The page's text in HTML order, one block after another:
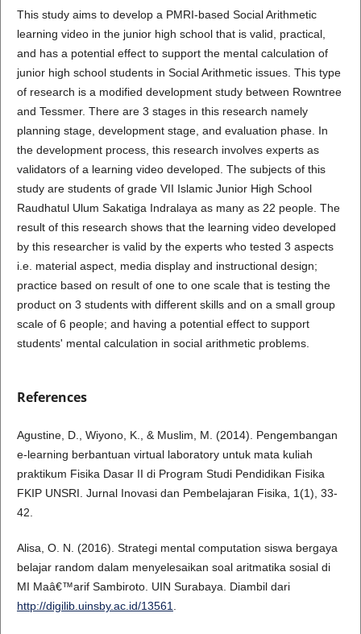
This study aims to develop a PMRI-based Social Arithmetic
learning video in the junior high school that is valid, practical,
and has a potential effect to support the mental calculation of
junior high school students in Social Arithmetic issues. This type
of research is a modified development study between Rowntree
and Tessmer. There are 3 stages in this research namely
planning stage, development stage, and evaluation phase. In
the development process, this research involves experts as
validators of a learning video developed. The subjects of this
study are students of grade VII Islamic Junior High School
Raudhatul Ulum Sakatiga Indralaya as many as 22 people. The
result of this research shows that the learning video developed
by this researcher is valid by the experts who tested 3 aspects
i.e. material aspect, media display and instructional design;
practice based on result of one to one scale that is testing the
product on 3 students with different skills and on a small group
scale of 6 people; and having a potential effect to support
students' mental calculation in social arithmetic problems.
References
Agustine, D., Wiyono, K., & Muslim, M. (2014). Pengembangan
e-learning berbantuan virtual laboratory untuk mata kuliah
praktikum Fisika Dasar II di Program Studi Pendidikan Fisika
FKIP UNSRI. Jurnal Inovasi dan Pembelajaran Fisika, 1(1), 33-
42.
Alisa, O. N. (2016). Strategi mental computation siswa bergaya
belajar random dalam menyelesaikan soal aritmatika sosial di
MI Maâ€™arif Sambiroto. UIN Surabaya. Diambil dari
http://digilib.uinsby.ac.id/13561